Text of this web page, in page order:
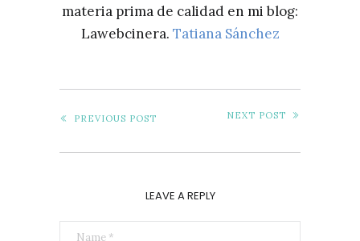
materia prima de calidad en mi blog:
Lawebcinera. Tatiana Sánchez
PREVIOUS POST NEXT POST
LEAVE A REPLY